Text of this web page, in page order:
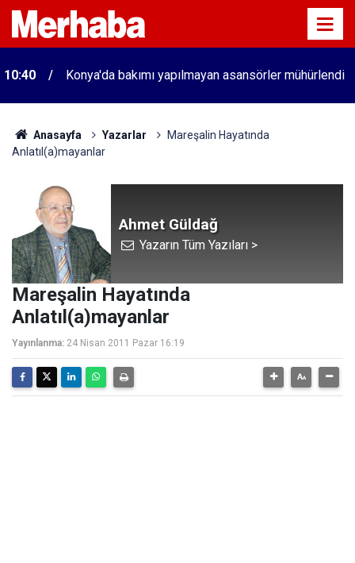
10:40 Konya'da bakımı yapılmayan asansörler mühürlendi
Anasayfa Yazarlar
Mareşalin Hayatında
Anlatıl(a)mayanlar
Ahmet Güldağ
Yazarın Tüm Yazıları >
Mareşalin Hayatında
Anlatıl(a)mayanlar
Yayınlanma: 24 Nisan 2011 Pazar 16:19